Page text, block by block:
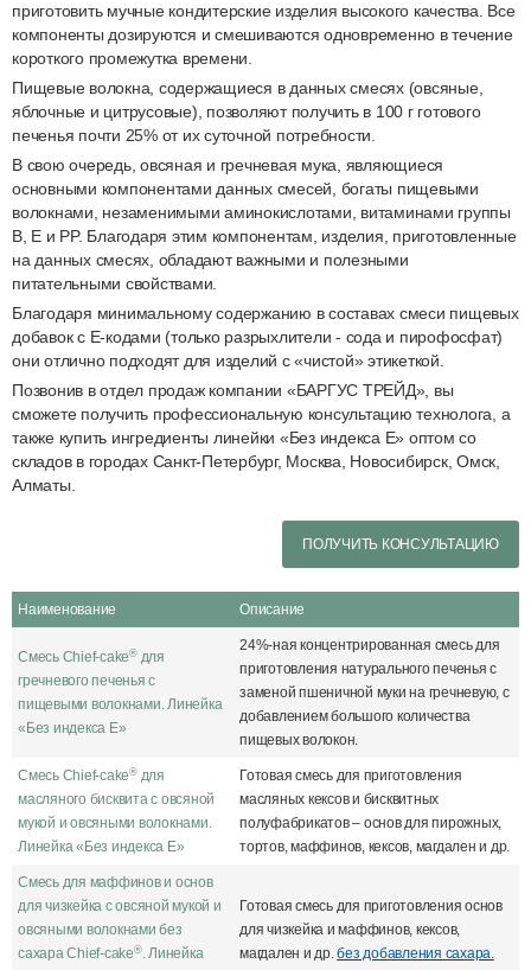
приготовить мучные кондитерские изделия высокого качества. Все
компоненты дозируются и смешиваются одновременно в течение
короткого промежутка времени.
Пищевые волокна, содержащиеся в данных смесях (овсяные,
яблочные и цитрусовые), позволяют получить в 100 г готового
печенья почти 25% от их суточной потребности.
В свою очередь, овсяная и гречневая мука, являющиеся
основными компонентами данных смесей, богаты пищевыми
волокнами, незаменимыми аминокислотами, витаминами группы
B, Е и PP. Благодаря этим компонентам, изделия, приготовленные
на данных смесях, обладают важными и полезными
питательными свойствами.
Благодаря минимальному содержанию в составах смеси пищевых
добавок с Е-кодами (только разрыхлители - сода и пирофосфат)
они отлично подходят для изделий с «чистой» этикеткой.
Позвонив в отдел продаж компании «БАРГУС ТРЕЙД», вы
сможете получить профессиональную консультацию технолога, а
также купить ингредиенты линейки «Без индекса Е» оптом со
складов в городах Санкт-Петербург, Москва, Новосибирск, Омск,
Алматы.
ПОЛУЧИТЬ КОНСУЛЬТАЦИЮ
Наименование Описание
Смесь Chief-cake®для
гречневого печенья с
пищевыми волокнами. Линейка
«Без индекса Е»
24%-ная концентрированная смесь для
приготовления натурального печенья с
заменой пшеничной муки на гречневую, с
добавлением большого количества
пищевых волокон.
Смесь Chief-cake®для
масляного бисквита с овсяной
мукой и овсяными волокнами.
Линейка «Без индекса Е»
Готовая смесь для приготовления
масляных кексов и бисквитных
полуфабрикатов – основ для пирожных,
тортов, маффинов, кексов, магдален и др.
Смесь для маффинов и основ
для чизкейка с овсяной мукой и
овсяными волокнами без
сахара Chief-cake®. Линейка
Готовая смесь для приготовления основ
для чизкейка и маффинов, кексов,
магдален и др.без добавления сахара.